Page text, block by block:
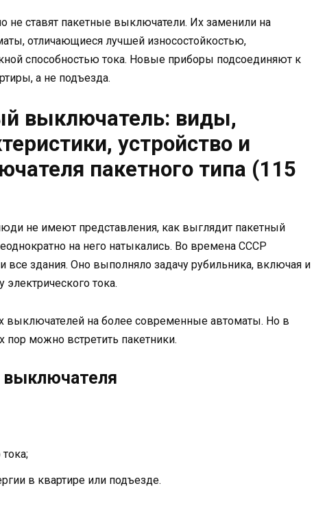
не ставят пакетные выключатели. Их заменили на
отличающиеся лучшей износостойкостью,
способностью тока. Новые приборы подсоединяют к
а не подъезда.
выключатель: виды,
устройство и
пакетного типа (115
не имеют представления, как выглядит пакетный
на него натыкались. Во времена СССР
здания. Оно выполняло задачу рубильника, включая и
тока.
выключателей на более современные автоматы. Но в
пор можно встретить пакетники.
выключателя
в квартире или подъезде.